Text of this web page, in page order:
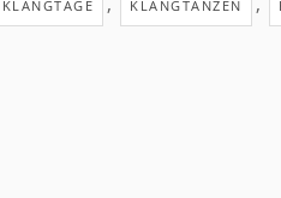
KLANGTAGE KLANGTANZEN